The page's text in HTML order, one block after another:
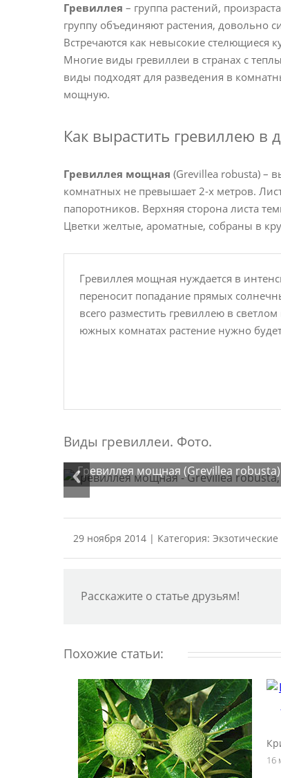
Гревиллея – группа растений,
группу объединяют растения, довольно
Встречаются как невысокие стелющиеся
Многие виды гревиллеи в странах с
виды подходят для разведения в
мощную.
Как вырастить гревиллею в
Гревиллея мощная (Grevillea robusta) –
комнатных не превышает 2-х метров.
папоротников. Верхняя сторона листа
Цветки желтые, ароматные, собраны в
Гревиллея мощная нуждается в
переносит попадание прямых
всего разместить гревиллею в
южных комнатах растение нужно
Виды гревиллеи. Фото.
Гревиллея мощная (Grevillea robusta)
29 ноября 2014 | Категория:
Расскажите о статье друзьям!
Похожие статьи:
16